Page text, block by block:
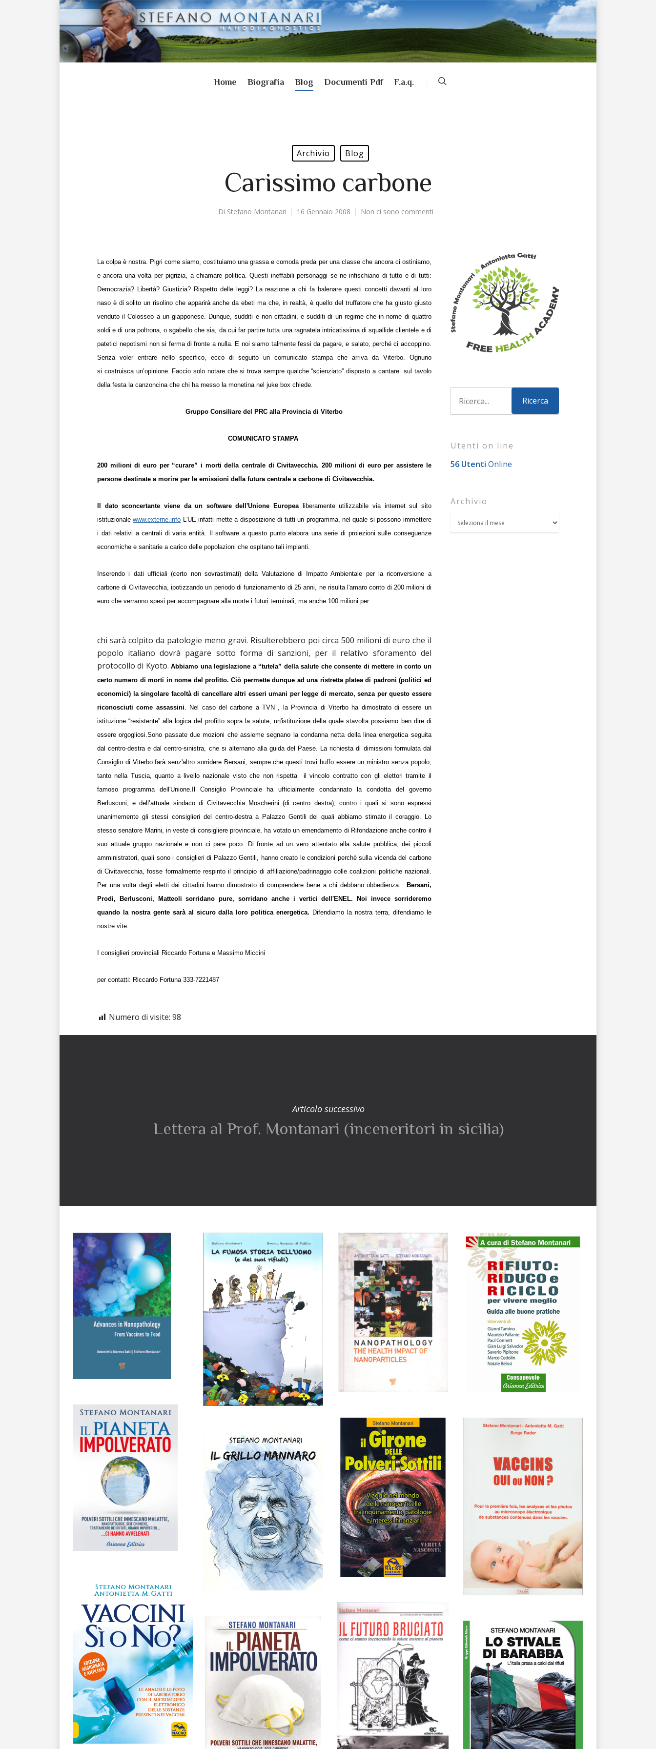
Home Biografia Blog Documenti Pdf F.a.q.
Archivio Blog
Carissimo carbone
Di Stefano Montanari 16 Gennaio 2008 Non ci sono commenti
La colpa è nostra. Pigri come siamo, costituiamo una grassa e comoda preda per una classe che ancora ci ostiniamo,
e ancora una volta per pigrizia, a chiamare politica. Questi ineffabili personaggi se ne infischiano di tutto e di tutti:
Democrazia? Libertà? Giustizia? Rispetto delle leggi? La reazione a chi fa balenare questi concetti davanti al loro
naso è di solito un risolino che apparirà anche da ebeti ma che, in realtà, è quello del truffatore che ha giusto giusto
venduto il Colosseo a un giapponese. Dunque, sudditi e non cittadini, e sudditi di un regime che in nome di quattro
soldi e di una poltrona, o sgabello che sia, da cui far partire tutta una ragnatela intricatissima di squallide clientele e di
patetici nepotismi non si ferma di fronte a nulla. E noi siamo talmente fessi da pagare, e salato, perché ci accoppino.
Senza voler entrare nello specifico, ecco di seguito un comunicato stampa che arriva da Viterbo. Ognuno
si costruisca un’opinione. Faccio solo notare che si trova sempre qualche “scienziato” disposto a cantare sul tavolo
della festa la canzoncina che chi ha messo la monetina nel juke box chiede.
Gruppo Consiliare del PRC alla Provincia di Viterbo
COMUNICATO STAMPA
200 milioni di euro per “curare” i morti della centrale di Civitavecchia. 200 milioni di euro per assistere le
persone destinate a morire per le emissioni della futura centrale a carbone di Civitavecchia.
Il dato sconcertante viene da un software dell'Unione Europealiberamente utilizzabile via internet sul sito
istituzionalewww.externe.info L'UE infatti mette a disposizione di tutti un programma, nel quale si possono immettere
i dati relativi a centrali di varia entità. Il software a questo punto elabora una serie di proiezioni sulle conseguenze
economiche e sanitarie a carico delle popolazioni che ospitano tali impianti.
Inserendo i dati ufficiali (certo non sovrastimati) della Valutazione di Impatto Ambientale per la riconversione a
carbone di Civitavecchia, ipotizzando un periodo di funzionamento di 25 anni, ne risulta l'amaro conto di 200 milioni di
euro che verranno spesi per accompagnare alla morte i futuri terminali, ma anche 100 milioni per
chi sarà colpito da patologie meno gravi. Risulterebbero poi circa 500 milioni di euro che il
popolo italiano dovrà pagare sotto forma di sanzioni, per il relativo sforamento del
protocollo di Kyoto. Abbiamo una legislazione a “tutela” della salute che consente di mettere in conto un
certo numero di morti in nome del profitto. Ciò permette dunque ad una ristretta platea di padroni (politici ed
economici) la singolare facoltà di cancellare altri esseri umani per legge di mercato, senza per questo essere
riconosciuti come assassini. Nel caso del carbone a TVN , la Provincia di Viterbo ha dimostrato di essere un
istituzione “resistente” alla logica del profitto sopra la salute, un'istituzione della quale stavolta possiamo ben dire di
essere orgogliosi.Sono passate due mozioni che assieme segnano la condanna netta della linea energetica seguita
dal centro-destra e dal centro-sinistra, che si alternano alla guida del Paese. La richiesta di dimissioni formulata dal
Consiglio di Viterbo farà senz'altro sorridere Bersani, sempre che questi trovi buffo essere un ministro senza popolo,
tanto nella Tuscia, quanto a livello nazionale visto che non rispetta
il vincolo contratto con gli elettori tramite il
famoso programma dell'Unione. Il Consiglio Provinciale ha ufficialmente condannato la condotta del governo
Berlusconi, e dell’attuale sindaco di Civitavecchia Moscherini (di centro destra), contro i quali si sono espressi
unanimemente gli stessi consiglieri del centro-destra a Palazzo Gentili dei quali abbiamo stimato il coraggio. Lo
stesso senatore Marini, in veste di consigliere provinciale, ha votato un emendamento di Rifondazione anche contro il
suo attuale gruppo nazionale e non ci pare poco.
Di fronte ad un vero attentato alla salute pubblica, dei piccoli
amministratori, quali sono i consiglieri di Palazzo Gentili, hanno creato le condizioni perchè sulla vicenda del carbone
di Civitavecchia, fosse formalmente respinto il principio di affiliazione/padrinaggio colle coalizioni politiche nazionali.
Per una volta degli eletti dai cittadini hanno dimostrato di comprendere bene a chi debbano obbedienza.
Bersani,
Prodi, Berlusconi, Matteoli sorridano pure, sorridano anche i vertici dell'ENEL. Noi invece sorrideremo
quando la nostra gente sarà al sicuro dalla loro politica energetica. Difendiamo la nostra terra, difendiamo le
nostre vite.
I consiglieri provinciali Riccardo Fortunae Massimo Miccini
per contatti: Riccardo Fortuna 333-7221487
Numero di visite: 98
Utenti on line
56 Utenti Online
Archivio
Articolo successivo
Lettera al Prof. Montanari (inceneritori in sicilia)